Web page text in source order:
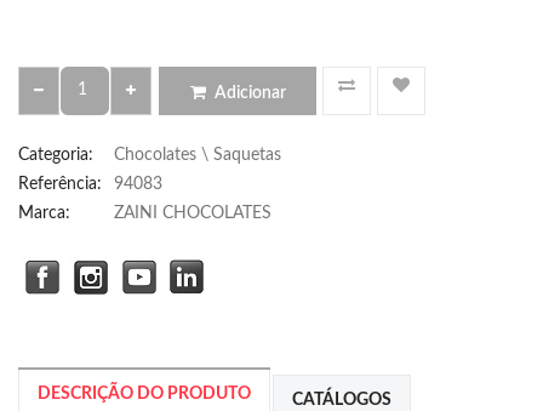
Adicionar
Categoria:
Chocolates \ Saquetas
Referência:
94083
Marca:
ZAINI CHOCOLATES
DESCRIÇÃO DO PRODUTO CATÁLOGOS